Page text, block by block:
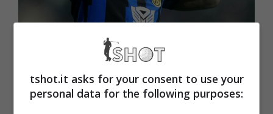
Calciomercato Inter, il
tshot.it asks for your consent to use your
personal data for the following purposes: